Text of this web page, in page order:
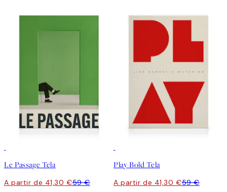
Le Passage Tela
A partir de 41,30 €59 €
Play Bold Tela
A partir de 41,30 €59 €